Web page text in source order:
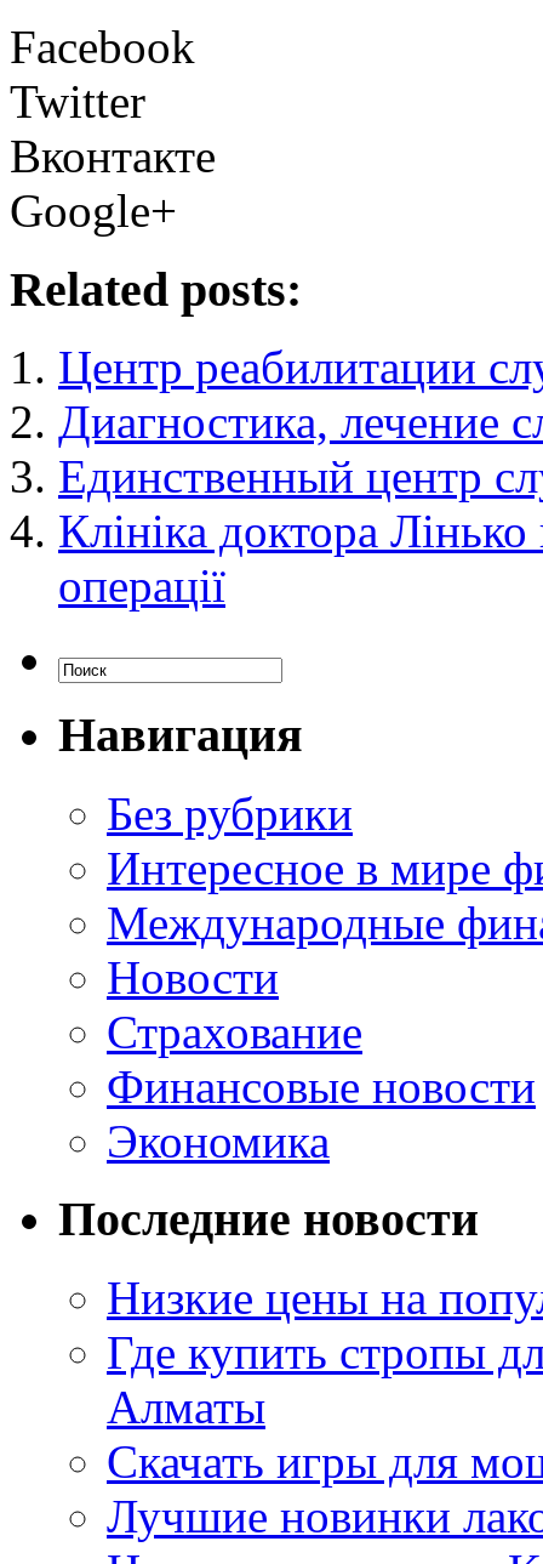
Facebook
Twitter
Вконтакте
Google+
Related posts:
Центр реабилитации
Диагностика, лечение
Единственный центр
Клініка доктора
операції
Навигация
Без рубрики
Интересное в мире
Международные
Новости
Страхование
Финансовые новости
Экономика
Последние новости
Низкие цены на
Где купить стропы
Алматы
Скачать игры для
Лучшие новинки